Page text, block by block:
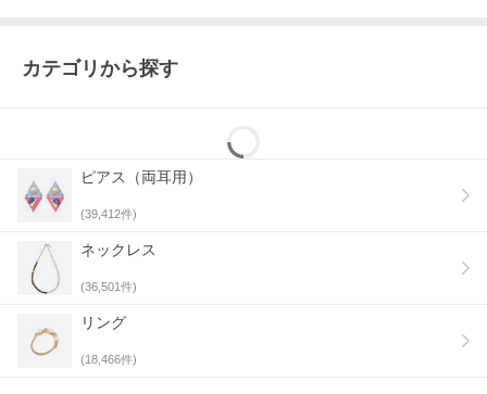
カテゴリから探す
ピアス（両耳用）
(39,412件)
ネックレス
(36,501件)
リング
(18,466件)